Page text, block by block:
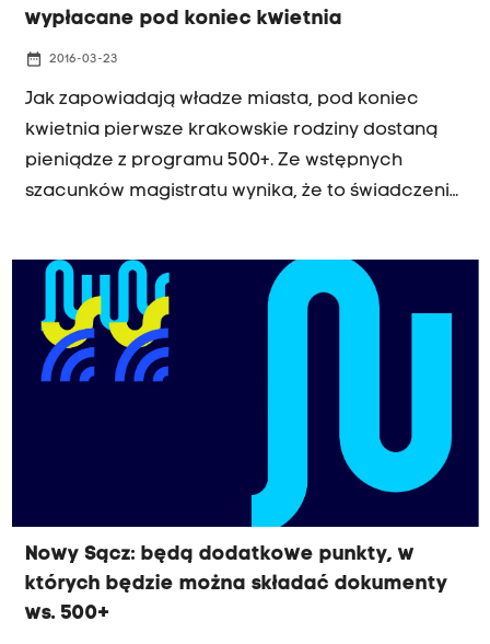
wypłacane pod koniec kwietnia
date_range 2016-03-23
Jak zapowiadają władze miasta, pod koniec
kwietnia pierwsze krakowskie rodziny dostaną
pieniądze z programu 500+. Ze wstępnych
szacunków magistratu wynika, że to świadczenie
można to zrobić też w szkołach.
Nowy Sącz: będą dodatkowe punkty, w
których będzie można składać dokumenty
ws. 500+